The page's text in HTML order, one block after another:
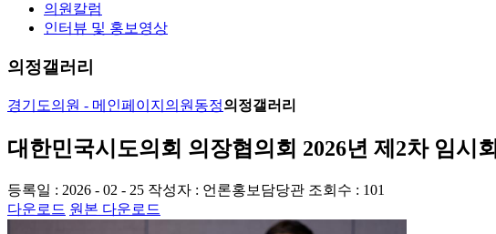
의원칼럼
인터뷰 및 홍보영상
의정갤러리
경기도의원 - 메인페이지 의원동정의정갤러리
대한민국시도의회 의장협의회 2026년 제2차 임시회
등록일 : 2026 - 02 - 25 작성자 : 언론홍보담당관 조회수 : 101
다운로드 원본 다운로드